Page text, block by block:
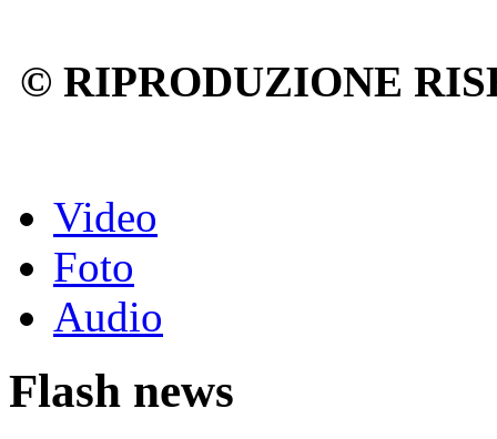
© RIPRODUZIONE
Video
Foto
Audio
Flash news